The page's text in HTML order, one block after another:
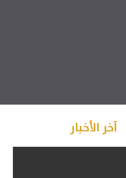
آخر الأخبار